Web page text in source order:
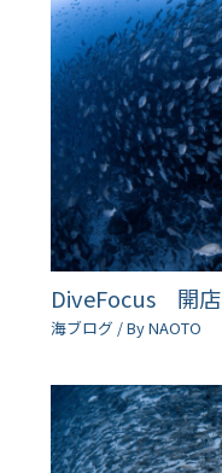
DiveFocus 開店
海ブログ / ByNAOTO